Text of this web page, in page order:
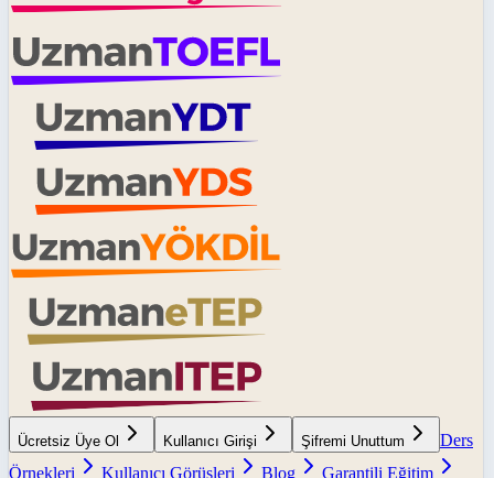
Ücretsiz Üye Ol Kullanıcı Girişi Şifremi Unuttum
Ders
Örnekleri
Kullanıcı Görüşleri Blog
Garantili Eğitim